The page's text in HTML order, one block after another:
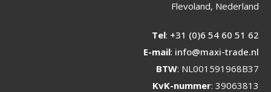
Flevoland, Nederland
Tel: +31 (0)6 54 60 51 62
E-mail: info@maxi-trade.nl
BTW: NL001591968B37
KvK-nummer: 39063813